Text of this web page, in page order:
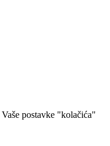
Vaše postavke "kolačića"